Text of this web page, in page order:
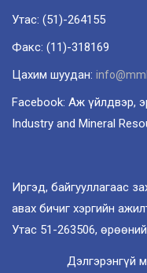
Утас: (51)-264155
Факс: (11)-318169
Цахим шуудан:
Facebook: Аж үйлдвэр,
Industry and Mineral
Иргэд, байгууллагаас
авах бичиг хэргийн
Утас 51-263506,
Дэлгэрэнгүй